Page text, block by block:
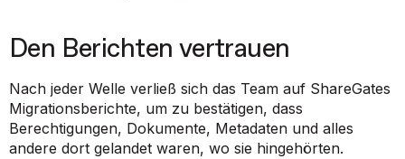
Den Berichten vertrauen
Nach jeder Welle verließ sich das Team auf ShareGates
Migrationsberichte, um zu bestätigen, dass
Berechtigungen, Dokumente, Metadaten und alles
andere dort gelandet waren, wo sie hingehörten.